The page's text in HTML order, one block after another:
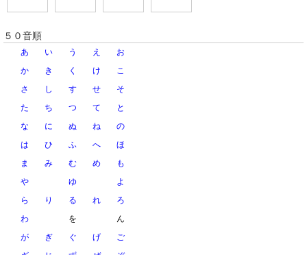
５０音順
あ い う え
お
か
き く け
こ
さ
し す せ
そ
た
ち つ て
と
な
に ぬ ね
の
は
ひ ふ へ
ほ
ま
み む め
も
や
ゆ
よ
ら
り る れ
ろ
わ
を
ん
が
ぎ ぐ げ
ご